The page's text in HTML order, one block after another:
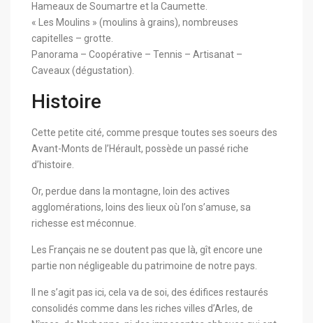
Hameaux de Soumartre et la Caumette.
« Les Moulins » (moulins à grains), nombreuses
capitelles – grotte.
Panorama – Coopérative – Tennis – Artisanat –
Caveaux (dégustation).
Histoire
Cette petite cité, comme presque toutes ses soeurs des
Avant-Monts de l’Hérault, possède un passé riche
d’histoire.
Or, perdue dans la montagne, loin des actives
agglomérations, loins des lieux où l’on s’amuse, sa
richesse est méconnue.
Les Français ne se doutent pas que là, gît encore une
partie non négligeable du patrimoine de notre pays.
Il ne s’agit pas ici, cela va de soi, des édifices restaurés
consolidés comme dans les riches villes d’Arles, de